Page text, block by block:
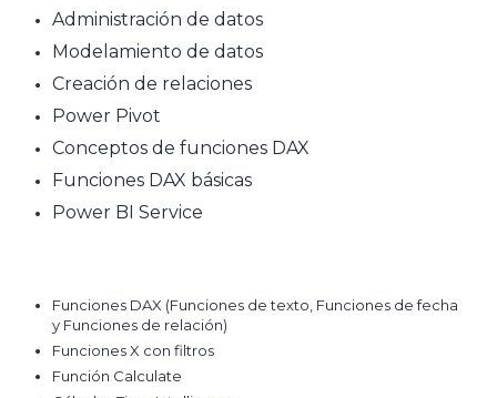
Administración de datos
Modelamiento de datos
Creación de relaciones
Power Pivot
Conceptos de funciones DAX
Funciones DAX básicas
Power BI Service
Funciones DAX (Funciones de texto, Funciones de fecha
y Funciones de relación)
Funciones X con filtros
Función Calculate